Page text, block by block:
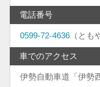
電話番号
0599-72-4636 （とも
車でのアクセス
伊勢自動車道「伊勢